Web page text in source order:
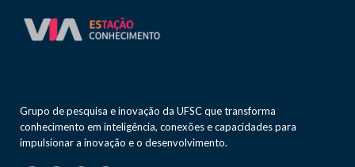
Grupo de pesquisa e inovação da UFSC que transforma
conhecimento em inteligência, conexões e capacidades para
impulsionar a inovação e o desenvolvimento.